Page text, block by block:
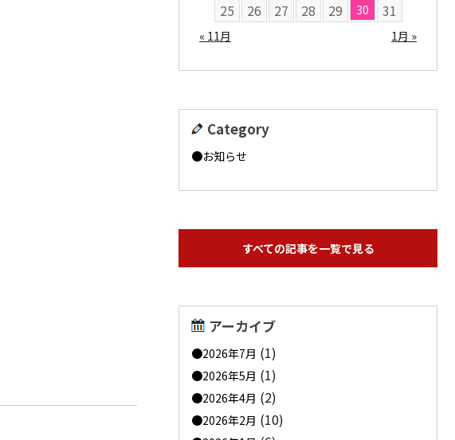
25
26 27 28 29 30 31
« 11月 1月 »
Category
お知らせ
すべての記事を一覧で見る
アーカイブ
2026年7月 (1)
2026年5月 (1)
2026年4月 (2)
2026年2月 (10)